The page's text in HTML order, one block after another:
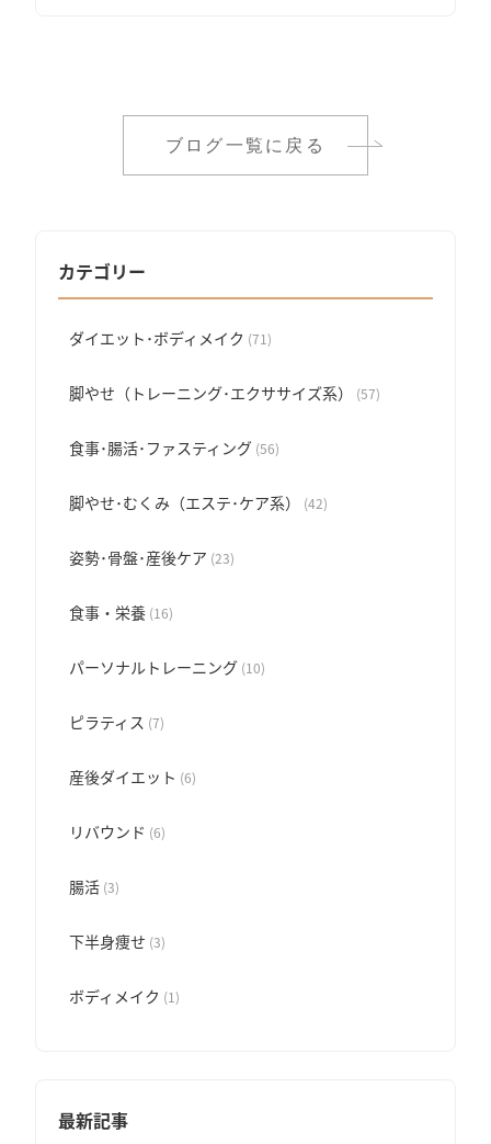
ブログ一覧に戻る
カテゴリー
ダイエット･ボディメイク (71)
脚やせ（トレーニング･エクササイズ系） (57)
食事･腸活･ファスティング (56)
脚やせ･むくみ（エステ･ケア系） (42)
姿勢･骨盤･産後ケア (23)
食事・栄養 (16)
パーソナルトレーニング (10)
ピラティス (7)
産後ダイエット (6)
リバウンド (6)
腸活 (3)
下半身痩せ (3)
ボディメイク (1)
最新記事